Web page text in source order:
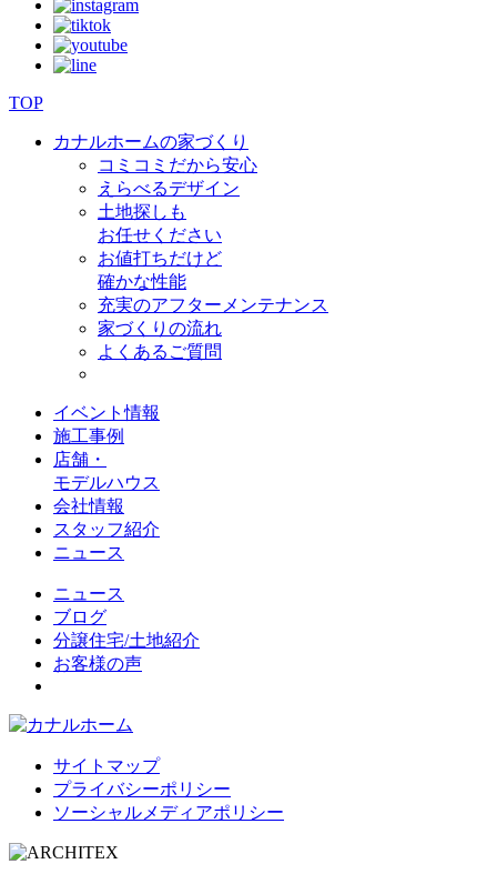
TOP
カナルホームの家づくり
コミコミだから安心
えらべるデザイン
土地探しも
お任せください
お値打ちだけど
確かな性能
充実のアフターメンテナンス
家づくりの流れ
よくあるご質問
イベント情報
施工事例
店舗・
モデルハウス
会社情報
スタッフ紹介
ニュース
ニュース
ブログ
分譲住宅/土地紹介
お客様の声
サイトマップ
プライバシーポリシー
ソーシャルメディアポリシー